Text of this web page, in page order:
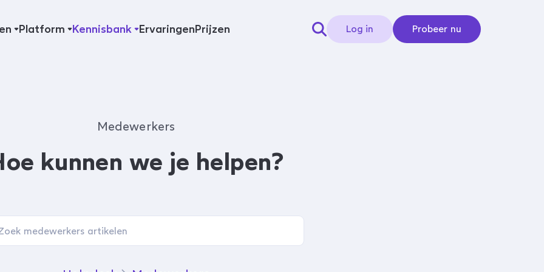
Platform Kennisbank ErvaringenPrijzen Log in Probeer nu
Medewerkers
kunnen we je helpen?